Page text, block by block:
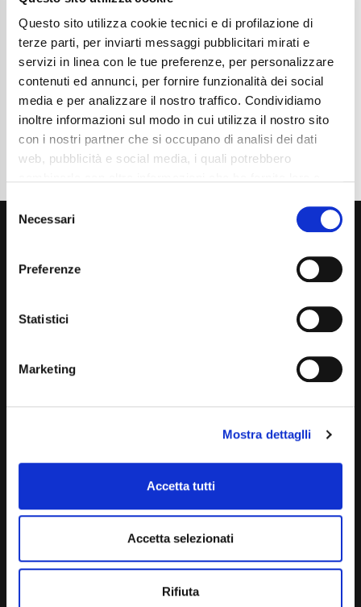
Questo sito utilizza cookie tecnici e di profilazione di
terze parti, per inviarti messaggi pubblicitari mirati e
servizi in linea con le tue preferenze, per personalizzare
contenuti ed annunci, per fornire funzionalità dei social
media e per analizzare il nostro traffico. Condividiamo
inoltre informazioni sul modo in cui utilizza il nostro sito
con i nostri partner che si occupano di analisi dei dati
web, pubblicità e social media, i quali potrebbero
mera chiusura del banner non comporta l’accettazione
tutti” o selezionando le diverse categorie di cookies
Consent
Selection
Necessari
Preferenze
Statistici
Marketing
Mostra dettaglli
Accetta tutti
Accetta selezionati
Rifiuta
Tipo Di Carburante
Elettrica/Benzina
Automatico
Normativa Euro
Euro6d-ISC-FCM
Dettaglio
Via Giuditta Pasta 2, Como (CO) 22100
UFFICIO VENDITE